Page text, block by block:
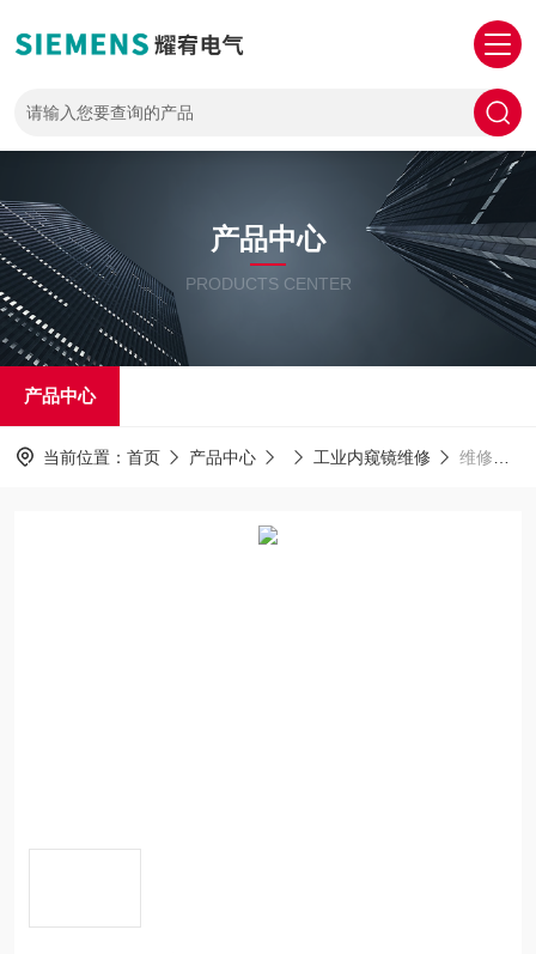
产品中心
PRODUCTS CENTER
产品中心
当前位置： 首页 产品中心 工业内窥镜维修 维修工业内窥镜探头不能旋转不能转动